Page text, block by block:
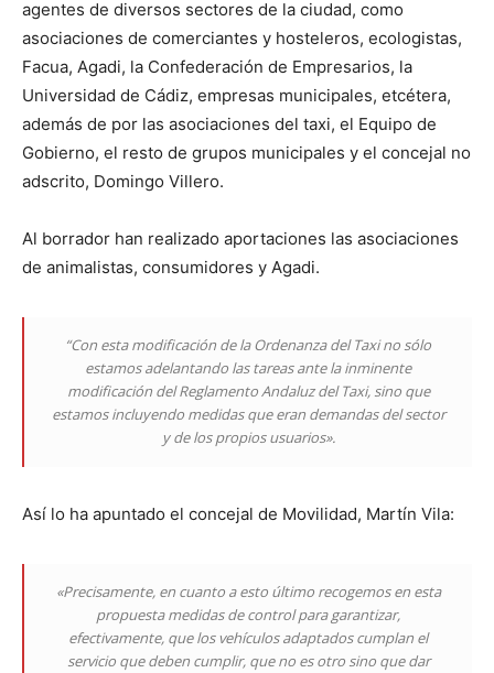
agentes de diversos sectores de la ciudad, como
asociaciones de comerciantes y hosteleros, ecologistas,
Facua, Agadi, la Confederación de Empresarios, la
Universidad de Cádiz, empresas municipales, etcétera,
además de por las asociaciones del taxi, el Equipo de
Gobierno, el resto de grupos municipales y el concejal no
adscrito, Domingo Villero.
Al borrador han realizado aportaciones las asociaciones
de animalistas, consumidores y Agadi.
“Con esta modificación de la Ordenanza del Taxi no sólo
estamos adelantando las tareas ante la inminente
modificación del Reglamento Andaluz del Taxi, sino que
estamos incluyendo medidas que eran demandas del sector
y de los propios usuarios».
Así lo ha apuntado el concejal de Movilidad, Martín Vila:
«Precisamente, en cuanto a esto último recogemos en esta
propuesta medidas de control para garantizar,
efectivamente, que los vehículos adaptados cumplan el
servicio que deben cumplir, que no es otro sino que dar